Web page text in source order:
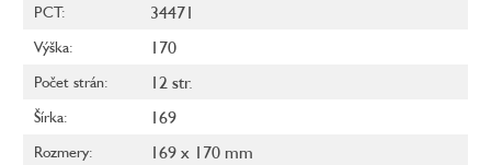
PCT: 34471
Výška: 170
Počet strán: 12 str.
Šírka: 169
Rozmery: 169 x 170 mm